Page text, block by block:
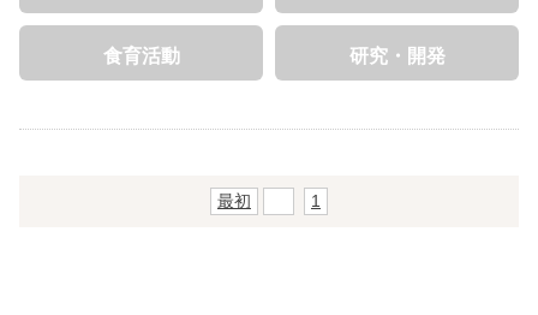
食育活動 研究・開発
最初 1